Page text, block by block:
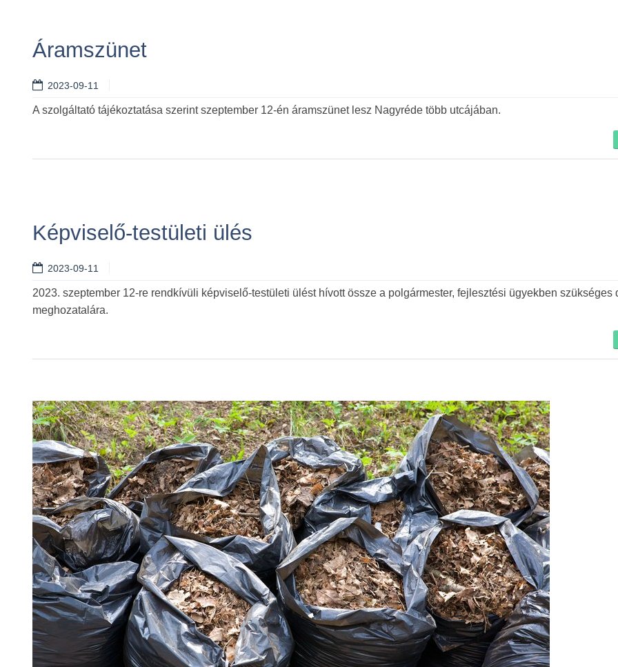
Áramszünet
2023-09-11
A szolgáltató tájékoztatása szerint szeptember 12-én áramszünet lesz Nagyréde több utcájában.
Képviselő-testületi ülés
2023-09-11
2023. szeptember 12-re rendkívüli képviselő-testületi ülést hívott össze a polgármester, fejlesztési ügyekben szükséges
meghozatalára.